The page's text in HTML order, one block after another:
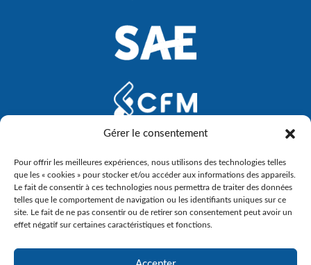
Gérer le consentement
Pour offrir les meilleures expériences, nous utilisons des technologies telles
que les « cookies » pour stocker et/ou accéder aux informations des appareils.
Le fait de consentir à ces technologies nous permettra de traiter des données
telles que le comportement de navigation ou les identifiants uniques sur ce
site. Le fait de ne pas consentir ou de retirer son consentement peut avoir un
effet négatif sur certaines caractéristiques et fonctions.